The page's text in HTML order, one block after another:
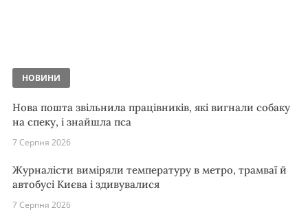
НОВИНИ
Нова пошта звільнила працівників, які вигнали собаку
на спеку, і знайшла пса
7 Серпня 2026
Журналісти виміряли температуру в метро, трамваї й
автобусі Києва і здивувалися
7 Серпня 2026